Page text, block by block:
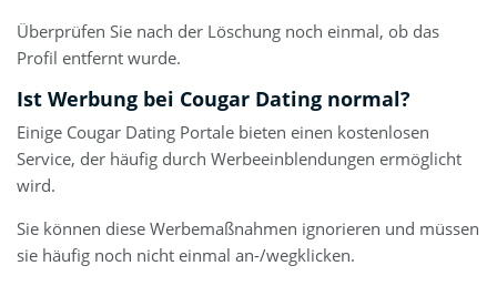
Überprüfen Sie nach der Löschung noch einmal, ob das
Profil entfernt wurde.
Ist Werbung bei Cougar Dating normal?
Einige Cougar Dating Portale bieten einen kostenlosen
Service, der häufig durch Werbeeinblendungen ermöglicht
wird.
Sie können diese Werbemaßnahmen ignorieren und müssen
sie häufig noch nicht einmal an-/wegklicken.